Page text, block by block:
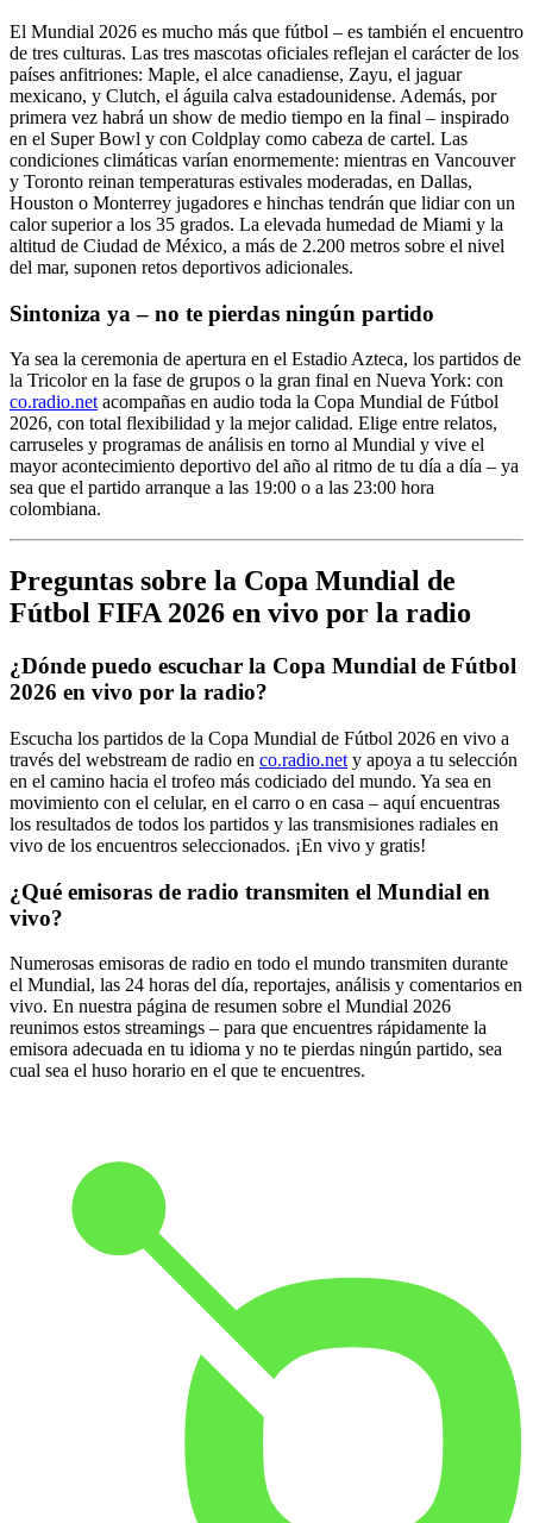
El Mundial 2026 es mucho más que fútbol – es también el encuentro
de tres culturas. Las tres mascotas oficiales reflejan el carácter de los
países anfitriones: Maple, el alce canadiense, Zayu, el jaguar
mexicano, y Clutch, el águila calva estadounidense. Además, por
primera vez habrá un show de medio tiempo en la final – inspirado
en el Super Bowl y con Coldplay como cabeza de cartel. Las
condiciones climáticas varían enormemente: mientras en Vancouver
y Toronto reinan temperaturas estivales moderadas, en Dallas,
Houston o Monterrey jugadores e hinchas tendrán que lidiar con un
calor superior a los 35 grados. La elevada humedad de Miami y la
altitud de Ciudad de México, a más de 2.200 metros sobre el nivel
del mar, suponen retos deportivos adicionales.
Sintoniza ya – no te pierdas ningún partido
Ya sea la ceremonia de apertura en el Estadio Azteca, los partidos de
la Tricolor en la fase de grupos o la gran final en Nueva York: con
co.radio.net acompañas en audio toda la Copa Mundial de Fútbol
2026, con total flexibilidad y la mejor calidad. Elige entre relatos,
carruseles y programas de análisis en torno al Mundial y vive el
mayor acontecimiento deportivo del año al ritmo de tu día a día – ya
sea que el partido arranque a las 19:00 o a las 23:00 hora
colombiana.
Preguntas sobre la Copa Mundial de
Fútbol FIFA 2026 en vivo por la radio
¿Dónde puedo escuchar la Copa Mundial de Fútbol
2026 en vivo por la radio?
Escucha los partidos de la Copa Mundial de Fútbol 2026 en vivo a
través del webstream de radio en co.radio.net y apoya a tu selección
en el camino hacia el trofeo más codiciado del mundo. Ya sea en
movimiento con el celular, en el carro o en casa – aquí encuentras
los resultados de todos los partidos y las transmisiones radiales en
vivo de los encuentros seleccionados. ¡En vivo y gratis!
¿Qué emisoras de radio transmiten el Mundial en
vivo?
Numerosas emisoras de radio en todo el mundo transmiten durante
el Mundial, las 24 horas del día, reportajes, análisis y comentarios en
vivo. En nuestra página de resumen sobre el Mundial 2026
reunimos estos streamings – para que encuentres rápidamente la
emisora adecuada en tu idioma y no te pierdas ningún partido, sea
cual sea el huso horario en el que te encuentres.